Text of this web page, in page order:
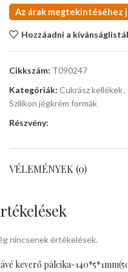
Az árak megtekintéséhez
Hozzáadni a
Cikkszám: T090247
Kategóriák: Cukrász kellékek,
Szilikon jégkrém formák
Részvény:
VÉLEMÉNYEK (0)
nincsenek értékelések.
keverő pálcika-